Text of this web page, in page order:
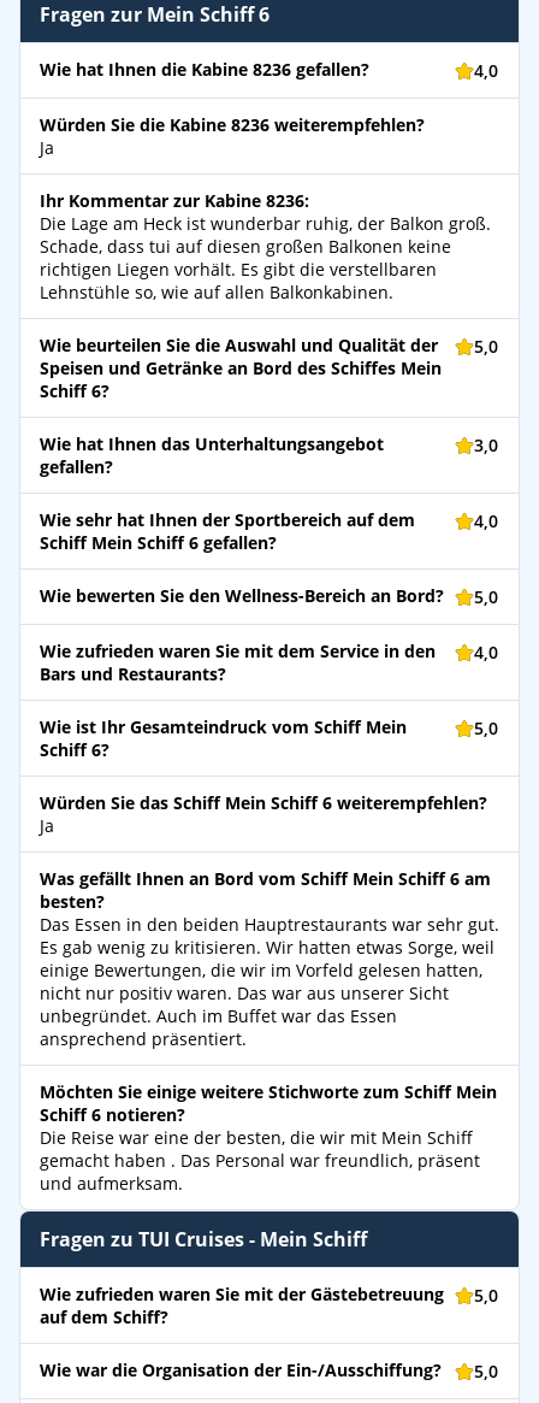
Fragen zur Mein Schiff 6
Wie hat Ihnen die Kabine 8236 gefallen? 4,0
Würden Sie die Kabine 8236 weiterempfehlen?
Ja
Ihr Kommentar zur Kabine 8236:
Die Lage am Heck ist wunderbar ruhig, der Balkon groß.
Schade, dass tui auf diesen großen Balkonen keine
richtigen Liegen vorhält. Es gibt die verstellbaren
Lehnstühle so, wie auf allen Balkonkabinen.
Wie beurteilen Sie die Auswahl und Qualität der
Speisen und Getränke an Bord des Schiffes Mein
Schiff 6?
5,0
Wie hat Ihnen das Unterhaltungsangebot
gefallen?
3,0
Wie sehr hat Ihnen der Sportbereich auf dem
Schiff Mein Schiff 6 gefallen?
4,0
Wie bewerten Sie den Wellness-Bereich an Bord? 5,0
Wie zufrieden waren Sie mit dem Service in den
Bars und Restaurants?
4,0
Wie ist Ihr Gesamteindruck vom Schiff Mein
Schiff 6?
5,0
Würden Sie das Schiff Mein Schiff 6 weiterempfehlen?
Ja
Was gefällt Ihnen an Bord vom Schiff Mein Schiff 6 am
besten?
Das Essen in den beiden Hauptrestaurants war sehr gut.
Es gab wenig zu kritisieren. Wir hatten etwas Sorge, weil
einige Bewertungen, die wir im Vorfeld gelesen hatten,
nicht nur positiv waren. Das war aus unserer Sicht
unbegründet. Auch im Buffet war das Essen
ansprechend präsentiert.
Möchten Sie einige weitere Stichworte zum Schiff Mein
Schiff 6 notieren?
Die Reise war eine der besten, die wir mit Mein Schiff
gemacht haben . Das Personal war freundlich, präsent
und aufmerksam.
Fragen zu TUI Cruises - Mein Schiff
Wie zufrieden waren Sie mit der Gästebetreuung
auf dem Schiff?
5,0
Wie war die Organisation der Ein-/Ausschiffung? 5,0